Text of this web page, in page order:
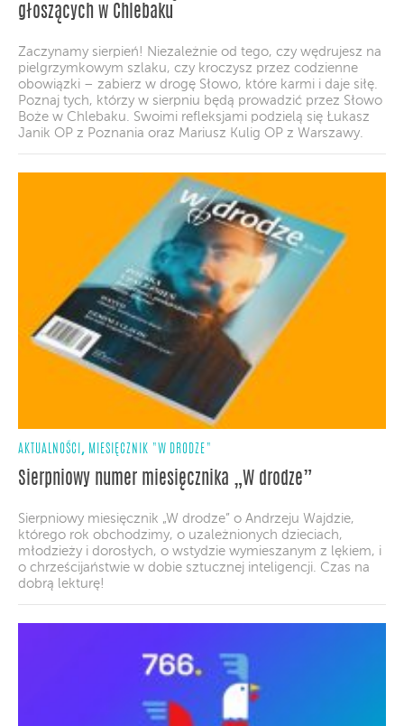
głoszących w Chlebaku
Zaczynamy sierpień! Niezależnie od tego, czy wędrujesz na
pielgrzymkowym szlaku, czy kroczysz przez codzienne
obowiązki – zabierz w drogę Słowo, które karmi i daje siłę.
Poznaj tych, którzy w sierpniu będą prowadzić przez Słowo
Boże w Chlebaku. Swoimi refleksjami podzielą się Łukasz
Janik OP z Poznania oraz Mariusz Kulig OP z Warszawy.
AKTUALNOŚCI , MIESIĘCZNIK "W DRODZE"
Sierpniowy numer miesięcznika „W drodze”
Sierpniowy miesięcznik „W drodze” o Andrzeju Wajdzie,
którego rok obchodzimy, o uzależnionych dzieciach,
młodzieży i dorosłych, o wstydzie wymieszanym z lękiem, i
o chrześcijaństwie w dobie sztucznej inteligencji. Czas na
dobrą lekturę!